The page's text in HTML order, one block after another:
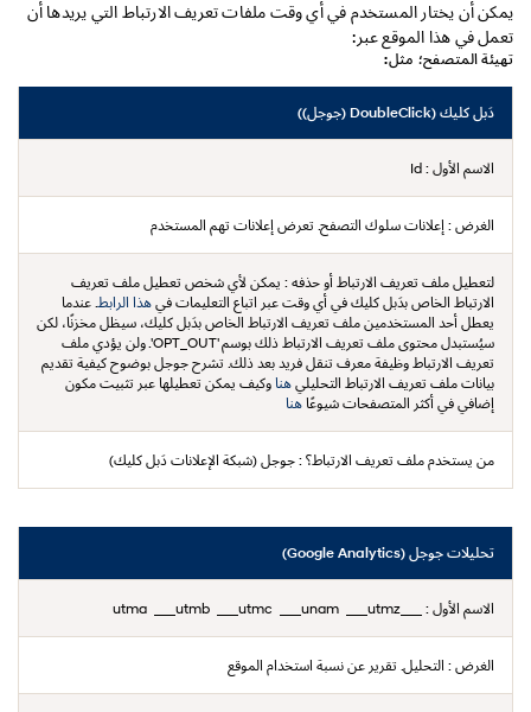
يمكن أن يختار المستخدم في أي وقت ملفات تعريف الارتباط التي يريدها أن
تعمل في هذا الموقع عبر:
تهيئة المتصفح؛ مثل:
دَبل كليك (DoubleClick (جوجل))
الاسم الأول : Id
الغرض : إعلانات سلوك التصفح. تعرض إعلانات تهم المستخدم
لتعطيل ملف تعريف الارتباط أو حذفه : يمكن لأي شخص تعطيل ملف تعريف
الارتباط الخاص بدَبل كليك في أي وقت عبر اتباع التعليمات في هذا الرابط. عندما
يعطل أحد المستخدمين ملف تعريف الارتباط الخاص بدَبل كليك، سيظل مخزنًا، لكن
سيُستبدل محتوى ملف تعريف الارتباط ذلك بوسم 'OPT_OUT'. ولن يؤدي ملف
تعريف الارتباط وظيفة معرف تنقل فريد بعد ذلك. تشرح جوجل بوضوح كيفية تقديم
بيانات ملف تعريف الارتباط التحليلي هنا وكيف يمكن تعطيلها عبر تثبيت مكون
إضافي في أكثر المتصفحات شيوعًا هنا
من يستخدم ملف تعريف الارتباط؟ : جوجل (شبكة الإعلانات دَبل كليك)
تحليلات جوجل (Google Analytics)
الاسم الأول :
الغرض : التحليل. تقرير عن نسبة استخدام الموقع